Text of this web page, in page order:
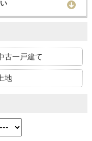
古一戸建て
地